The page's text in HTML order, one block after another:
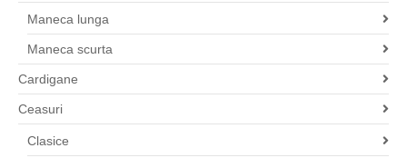
Maneca lunga
Maneca scurta
Cardigane
Ceasuri
Clasice